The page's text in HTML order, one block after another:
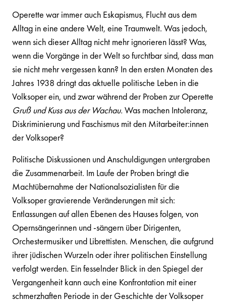
Operette war immer auch Eskapismus, Flucht aus dem
Alltag in eine andere Welt, eine Traumwelt. Was jedoch,
wenn sich dieser Alltag nicht mehr ignorieren lässt? Was,
wenn die Vorgänge in der Welt so furchtbar sind, dass man
sie nicht mehr vergessen kann? In den ersten Monaten des
Jahres 1938 dringt das aktuelle politische Leben in die
Volksoper ein, und zwar während der Proben zur Operette
Gruß und Kuss aus der Wachau. Was machen Intoleranz,
Diskriminierung und Faschismus mit den Mitarbeiter:innen
der Volksoper?
Politische Diskussionen und Anschuldigungen untergraben
die Zusammenarbeit. Im Laufe der Proben bringt die
Machtübernahme der Nationalsozialisten für die
Volksoper gravierende Veränderungen mit sich:
Entlassungen auf allen Ebenen des Hauses folgen, von
Opernsängerinnen und -sängern über Dirigenten,
Orchestermusiker und Librettisten. Menschen, die aufgrund
ihrer jüdischen Wurzeln oder ihrer politischen Einstellung
verfolgt werden. Ein fesselnder Blick in den Spiegel der
Vergangenheit kann auch eine Konfrontation mit einer
schmerzhaften Periode in der Geschichte der Volksoper